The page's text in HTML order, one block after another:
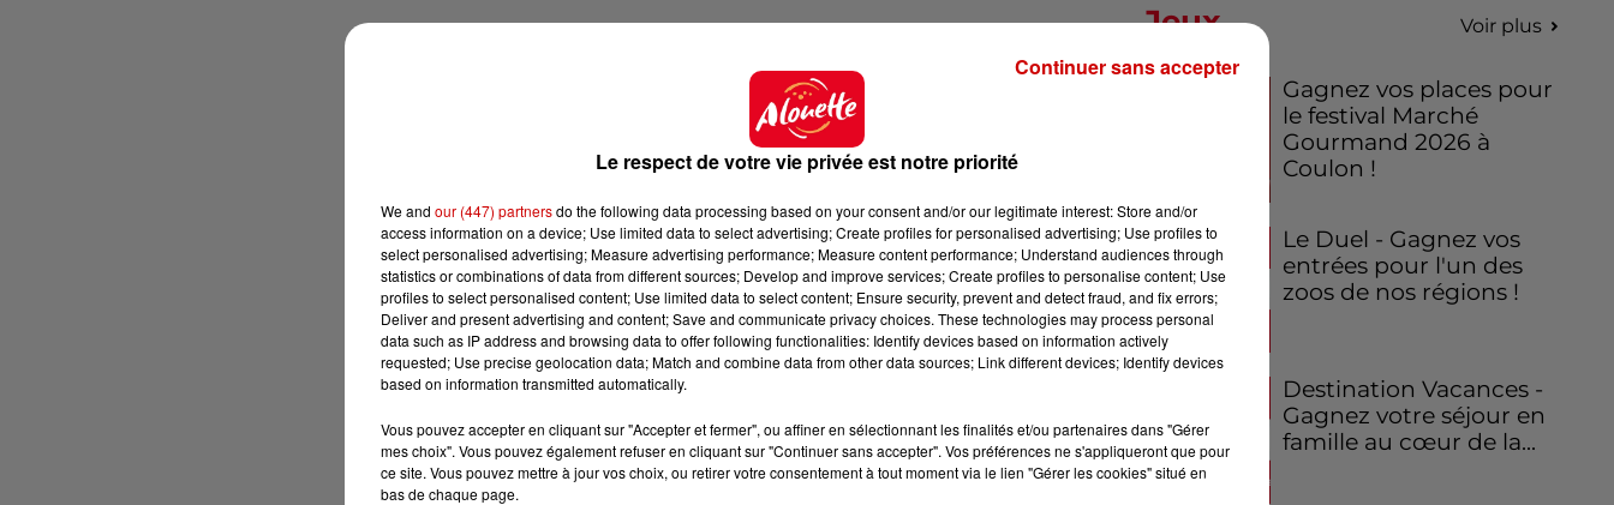
Jeux Voir plus
Gagnez vos places pour
le festival Marché
Gourmand 2026 à
Coulon !
Le Duel - Gagnez vos
entrées pour l'un des
zoos de nos régions !
Destination Vacances -
Gagnez votre séjour en
famille au cœur de la...
Le respect de votre vie privée est notre priorité
We and our (447) partnersdo the following data processing based on your consent and/or our legitimate interest: Store and/or
access information on a device; Use limited data to select advertising; Create profiles for personalised advertising; Use profiles to
select personalised advertising; Measure advertising performance; Measure content performance; Understand audiences through
statistics or combinations of data from different sources; Develop and improve services; Create profiles to personalise content; Use
profiles to select personalised content; Use limited data to select content; Ensure security, prevent and detect fraud, and fix errors;
Deliver and present advertising and content; Save and communicate privacy choices. These technologies may process personal
data such as IP address and browsing data to offer following functionalities: Identify devices based on information actively
requested; Use precise geolocation data; Match and combine data from other data sources; Link different devices; Identify devices
based on information transmitted automatically.
Vous pouvez accepter en cliquant sur "Accepter et fermer", ou affiner en sélectionnant les finalités et/ou partenaires dans "Gérer
mes choix". Vous pouvez également refuser en cliquant sur "Continuer sans accepter". Vos préférences ne s'appliqueront que pour
ce site. Vous pouvez mettre à jour vos choix, ou retirer votre consentement à tout moment via le lien "Gérer les cookies" situé en
bas de chaque page.
Continuer sans accepter